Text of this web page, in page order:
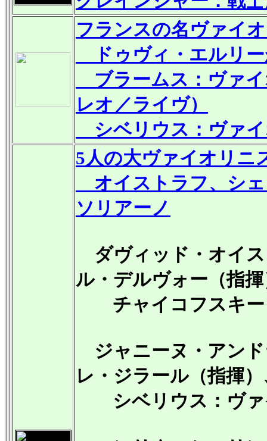
フランスの名ヴァイ
ドゥヴィ・エルリ
ブラームス：ヴァイ
レオ／ライヴ）
シベリウス：ヴァイ
5人の大ヴァイオリニ
オイストラフ、シ
ソリアーノ
ダヴィッド・オイ
ル・デルヴォー（指
チャイコフスキー
ジャニーヌ・アン
レ・ジラール（指揮
シベリウス：ヴァ